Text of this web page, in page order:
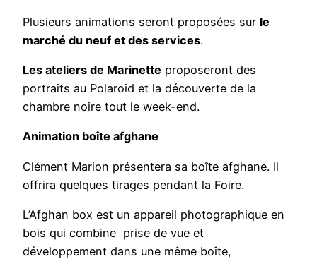
Plusieurs animations seront proposées sur le
marché du neuf et des services.
Les ateliers de Marinette proposeront des
portraits au Polaroid et la découverte de la
chambre noire tout le week-end.
Animation boîte afghane
Clément Marion présentera sa boîte afghane. Il
offrira quelques tirages pendant la Foire.
L’Afghan box est un appareil photographique en
bois qui combine prise de vue et
développement dans une même boîte,